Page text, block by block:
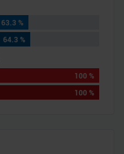
63.3 %
64.3 %
100 %
100 %